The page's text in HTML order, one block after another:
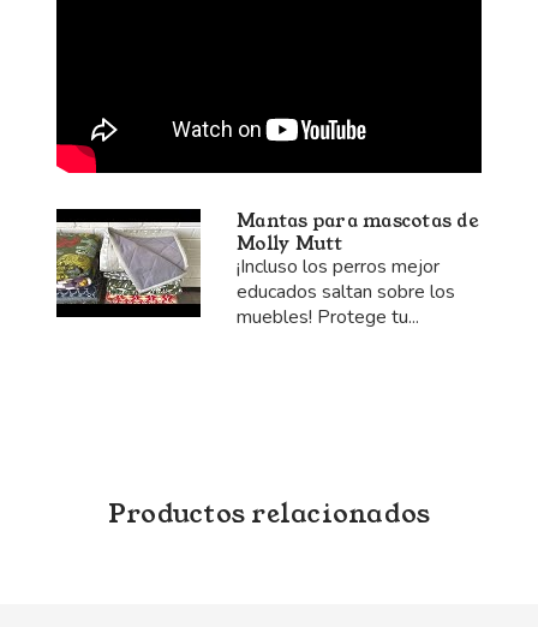
Mantas para mascotas de
Molly Mutt
¡Incluso los perros mejor
educados saltan sobre los
muebles! Protege tu...
Productos relacionados